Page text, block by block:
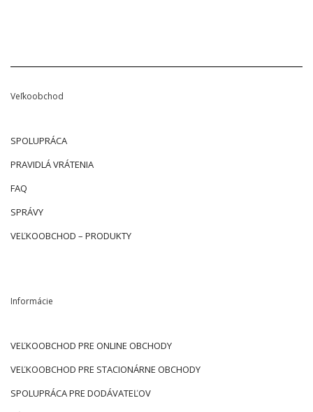
Veľkoobchod
SPOLUPRÁCA
PRAVIDLÁ VRÁTENIA
FAQ
SPRÁVY
VEĽKOOBCHOD – PRODUKTY
Informácie
VEĽKOOBCHOD PRE ONLINE OBCHODY
VEĽKOOBCHOD PRE STACIONÁRNE OBCHODY
SPOLUPRÁCA PRE DODÁVATEĽOV